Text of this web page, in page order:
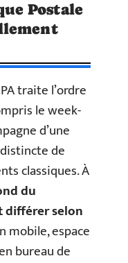
Postale
traite l’ordre
le week-
d’une
de
classiques. À
du
selon
mobile, espace
bureau de